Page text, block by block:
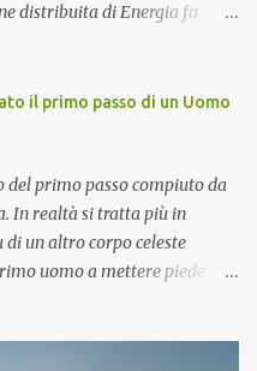
distribuita di Energia fa
scienziati italiani. Ha
nel 1984 ed attualmente è
con il CIEMAT (centro
tecnologia), un organismo
consigliere speciale per la
fortemente lo sviluppo
il primo passo di un Uomo
del primo passo compiuto da
In realtà si tratta più in
di un altro corpo celeste
uomo a mettere piede
L'allunaggio